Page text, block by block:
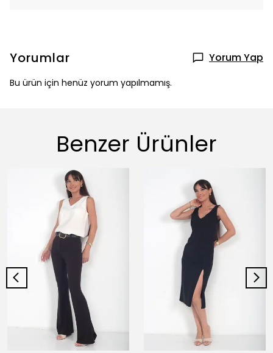
Yorumlar Yorum Yap
Bu ürün için henüz yorum yapılmamış.
Benzer Ürünler